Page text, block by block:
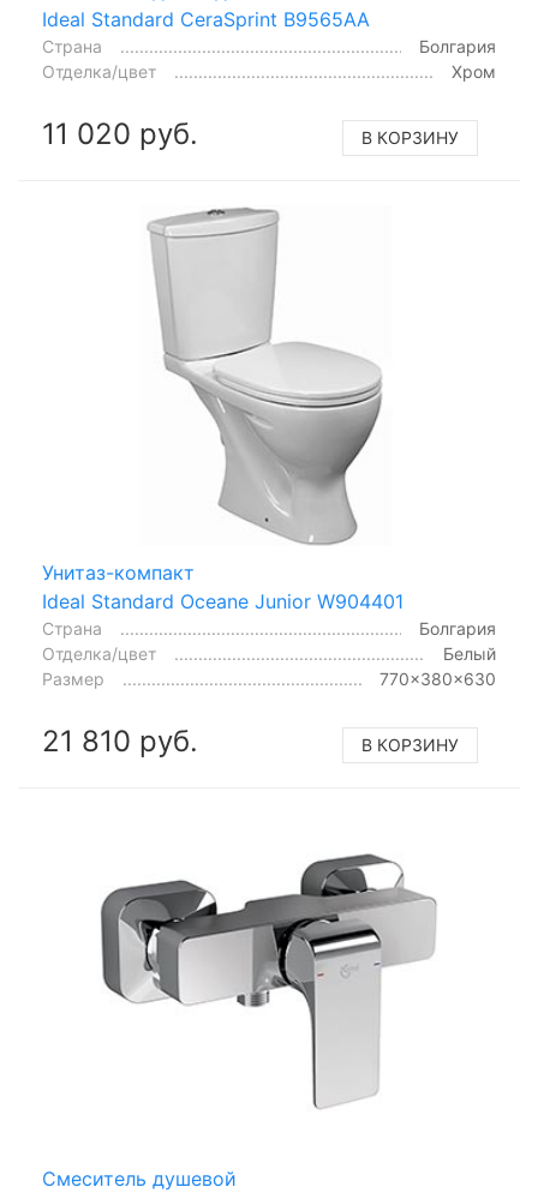
Ideal Standard CeraSprint B9565AA
Страна
Болгария
Отделка/цвет
Хром
11 020 руб. В КОРЗИНУ
Унитаз-компакт
Ideal Standard Oceane Junior W904401
Страна
Болгария
Отделка/цвет
Белый
Размер
770x380x630
21 810 руб. В КОРЗИНУ
Смеситель душевой